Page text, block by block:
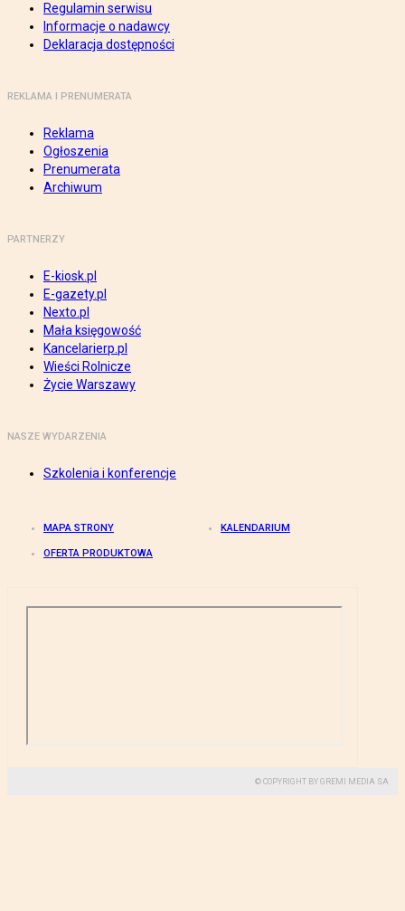
Regulamin serwisu
Informacje o nadawcy
Deklaracja dostępności
REKLAMA I PRENUMERATA
Reklama
Ogłoszenia
Prenumerata
Archiwum
PARTNERZY
E-kiosk.pl
E-gazety.pl
Nexto.pl
Mała księgowość
Kancelarierp.pl
Wieści Rolnicze
Życie Warszawy
NASZE WYDARZENIA
Szkolenia i konferencje
MAPA STRONY KALENDARIUM
OFERTA PRODUKTOWA
© COPYRIGHT BY GREMI MEDIA SA